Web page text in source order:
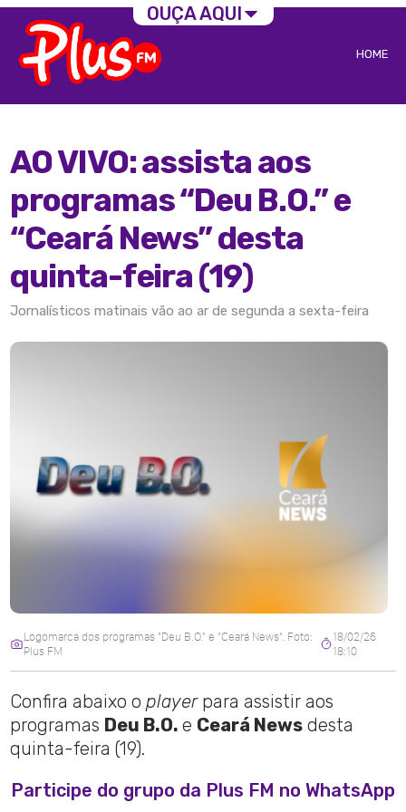
HOME
AO VIVO: assista aos
programas “Deu B.O.” e
“Ceará News” desta
quinta-feira (19)
Jornalísticos matinais vão ao ar de segunda a sexta-feira
Logomarca dos programas "Deu B.O." e "Ceará News". Foto:
Plus FM
18/02/26
18:10
Confira abaixo oplayerpara assistir aos
programas Deu B.O.e Ceará News desta
quinta-feira (19).
Participe do grupo da Plus FM no WhatsApp
OUÇA AQUI